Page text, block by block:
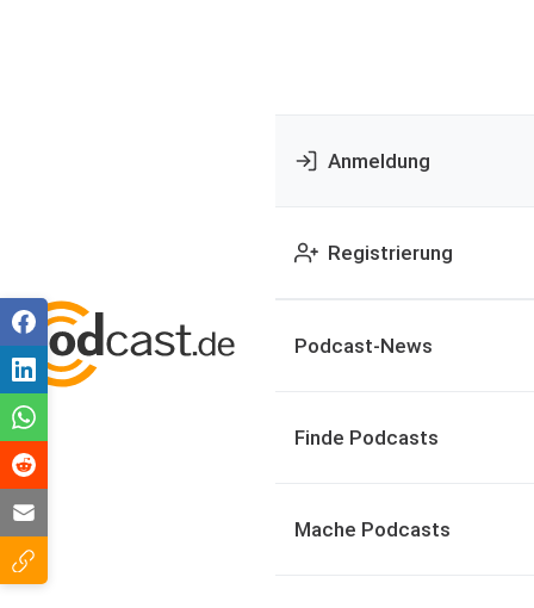
Anmeldung
Registrierung
Podcast-News
Finde Podcasts
Mache Podcasts